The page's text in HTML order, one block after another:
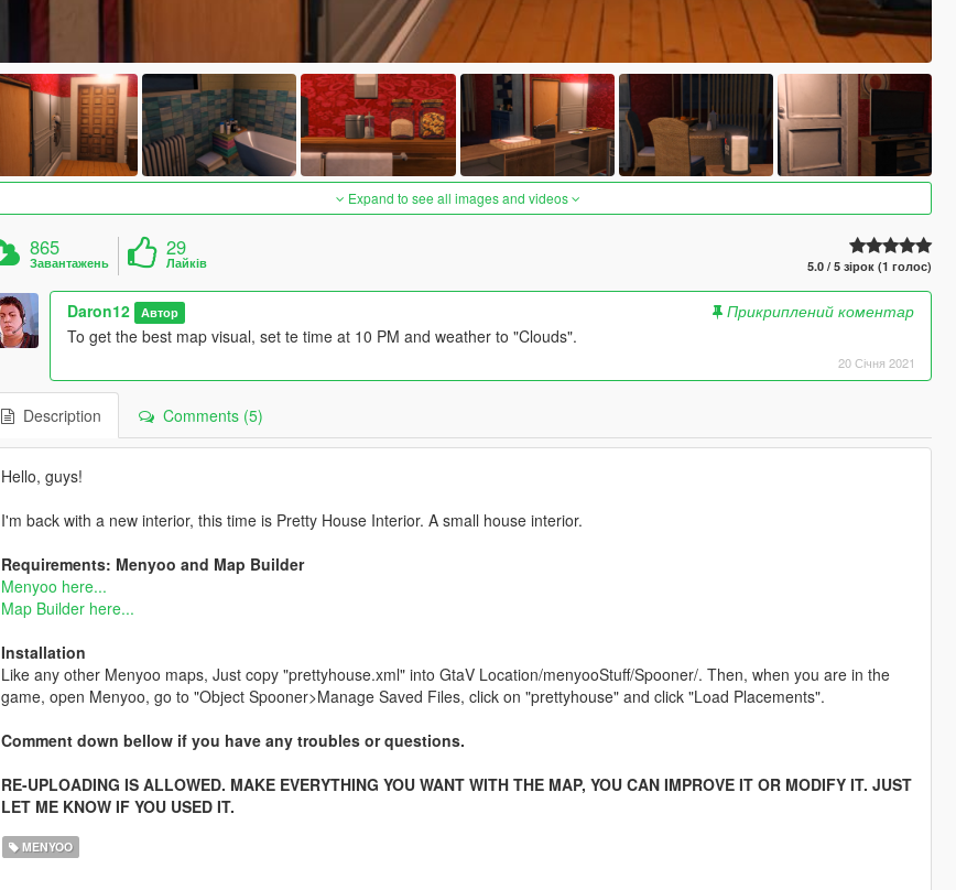
Expand to see all images and videos
865
Завантажень
29
Лайків 5.0 / 5 зірок (1 голос)
Daron12 Автор
Прикриплений коментар
To get the best map visual, set te time at 10 PM and weather to "Clouds".
20 Січня 2021
Description Comments (5)
Hello, guys!
I'm back with a new interior, this time is Pretty House Interior. A small house interior.
Requirements: Menyoo and Map Builder
Menyoo here...
Map Builder here...
Installation
Like any other Menyoo maps, Just copy "prettyhouse.xml" into GtaV Location/menyooStuff/Spooner/. Then, when you are in the
game, open Menyoo, go to "Object Spooner>Manage Saved Files, click on "prettyhouse" and click "Load Placements".
Comment down bellow if you have any troubles or questions.
RE-UPLOADING IS ALLOWED. MAKE EVERYTHING YOU WANT WITH THE MAP, YOU CAN IMPROVE IT OR MODIFY IT. JUST
LET ME KNOW IF YOU USED IT.
MENYOO